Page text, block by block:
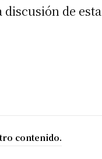
discusión de esta
contenido.